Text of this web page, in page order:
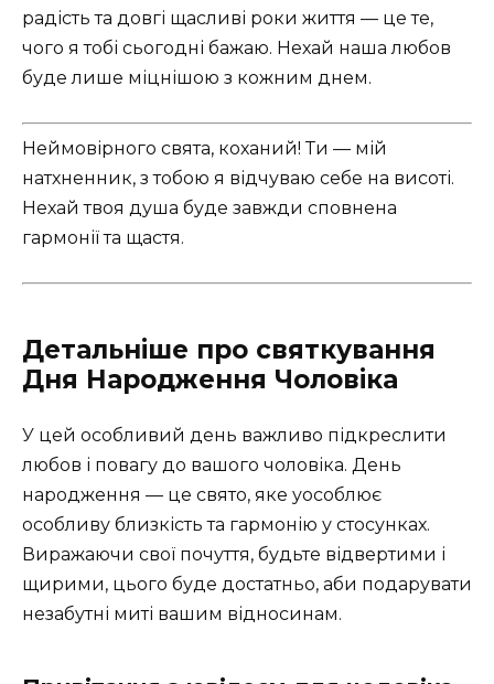
радість та довгі щасливі роки життя — це те,
чого я тобі сьогодні бажаю. Нехай наша любов
буде лише міцнішою з кожним днем.
Неймовірного свята, коханий! Ти — мій
натхненник, з тобою я відчуваю себе на висоті.
Нехай твоя душа буде завжди сповнена
гармонії та щастя.
Детальніше про святкування
Дня Народження Чоловіка
У цей особливий день важливо підкреслити
любов і повагу до вашого чоловіка. День
народження — це свято, яке уособлює
особливу близкість та гармонію у стосунках.
Виражаючи свої почуття, будьте відвертими і
щирими, цього буде достатньо, аби подарувати
незабутні миті вашим відносинам.